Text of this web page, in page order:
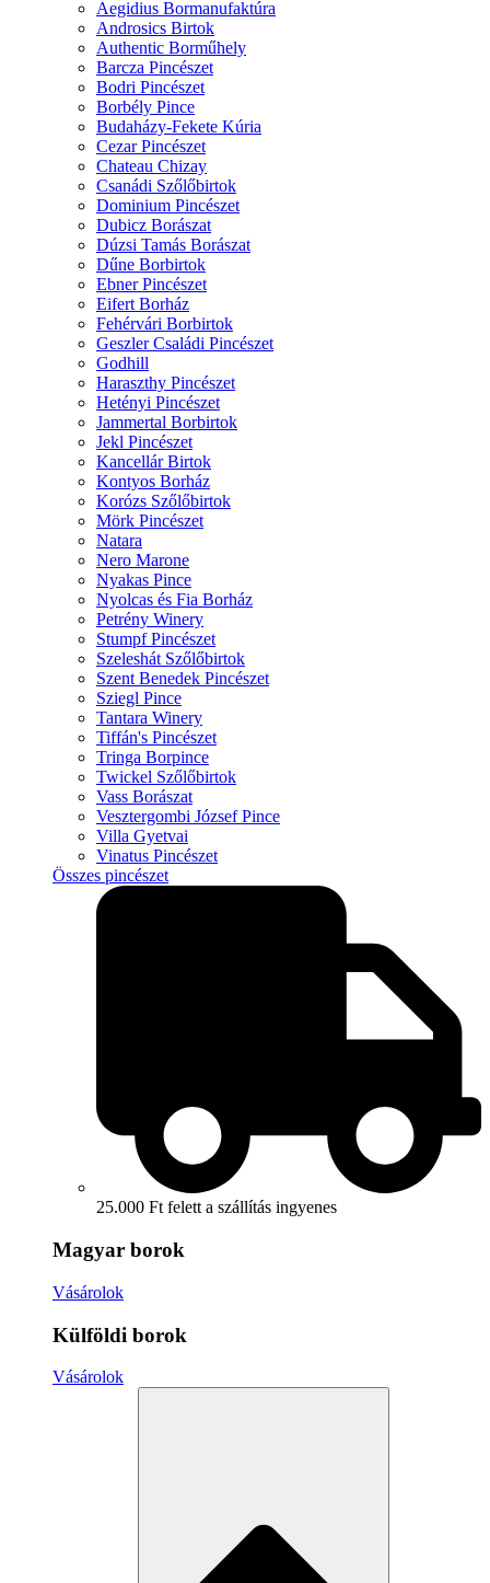
Aegidius Bormanufaktúra
Androsics Birtok
Authentic Borműhely
Barcza Pincészet
Bodri Pincészet
Borbély Pince
Budaházy-Fekete Kúria
Cezar Pincészet
Chateau Chizay
Csanádi Szőlőbirtok
Dominium Pincészet
Dubicz Borászat
Dúzsi Tamás Borászat
Dűne Borbirtok
Ebner Pincészet
Eifert Borház
Fehérvári Borbirtok
Geszler Családi Pincészet
Godhill
Haraszthy Pincészet
Hetényi Pincészet
Jammertal Borbirtok
Jekl Pincészet
Kancellár Birtok
Kontyos Borház
Korózs Szőlőbirtok
Mörk Pincészet
Natara
Nero Marone
Nyakas Pince
Nyolcas és Fia Borház
Petrény Winery
Stumpf Pincészet
Szeleshát Szőlőbirtok
Szent Benedek Pincészet
Sziegl Pince
Tantara Winery
Tiffán's Pincészet
Tringa Borpince
Twickel Szőlőbirtok
Vass Borászat
Vesztergombi József Pince
Villa Gyetvai
Vinatus Pincészet
Összes pincészet
25.000 Ft felett a szállítás ingyenes
Magyar borok
Vásárolok
Külföldi borok
Vásárolok